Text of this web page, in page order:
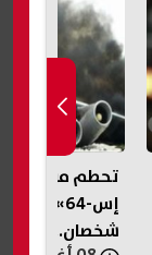
تحطم مروحية
إس-64»
شخصان..